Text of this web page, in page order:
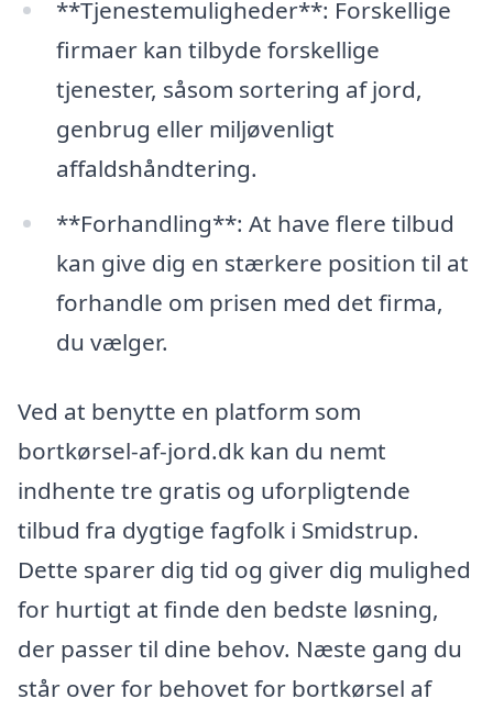
**Tjenestemuligheder**: Forskellige
firmaer kan tilbyde forskellige
tjenester, såsom sortering af jord,
genbrug eller miljøvenligt
affaldshåndtering.
**Forhandling**: At have flere tilbud
kan give dig en stærkere position til at
forhandle om prisen med det firma,
du vælger.
Ved at benytte en platform som
bortkørsel-af-jord.dk kan du nemt
indhente tre gratis og uforpligtende
tilbud fra dygtige fagfolk i Smidstrup.
Dette sparer dig tid og giver dig mulighed
for hurtigt at finde den bedste løsning,
der passer til dine behov. Næste gang du
står over for behovet for bortkørsel af